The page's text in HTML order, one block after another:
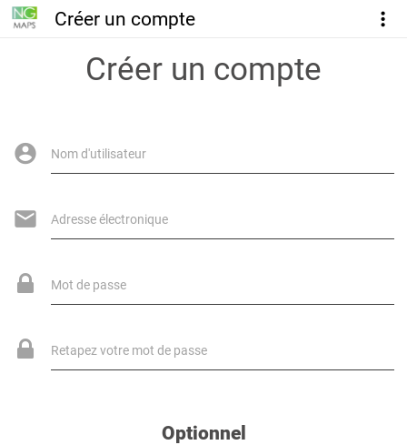
Créer un compte
Créer un compte
Nom d'utilisateur
Adresse électronique
Mot de passe
Retapez votre mot de passe
Optionnel